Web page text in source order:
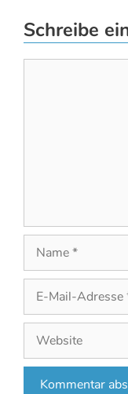
Schreibe
Name
Mail-
Adresse
Website